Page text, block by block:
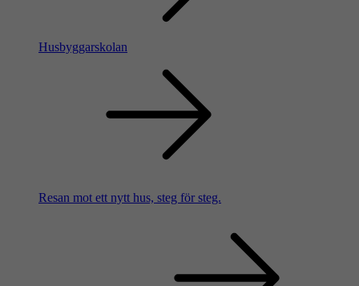
Husbyggarskolan
Resan mot ett nytt hus, steg för steg.